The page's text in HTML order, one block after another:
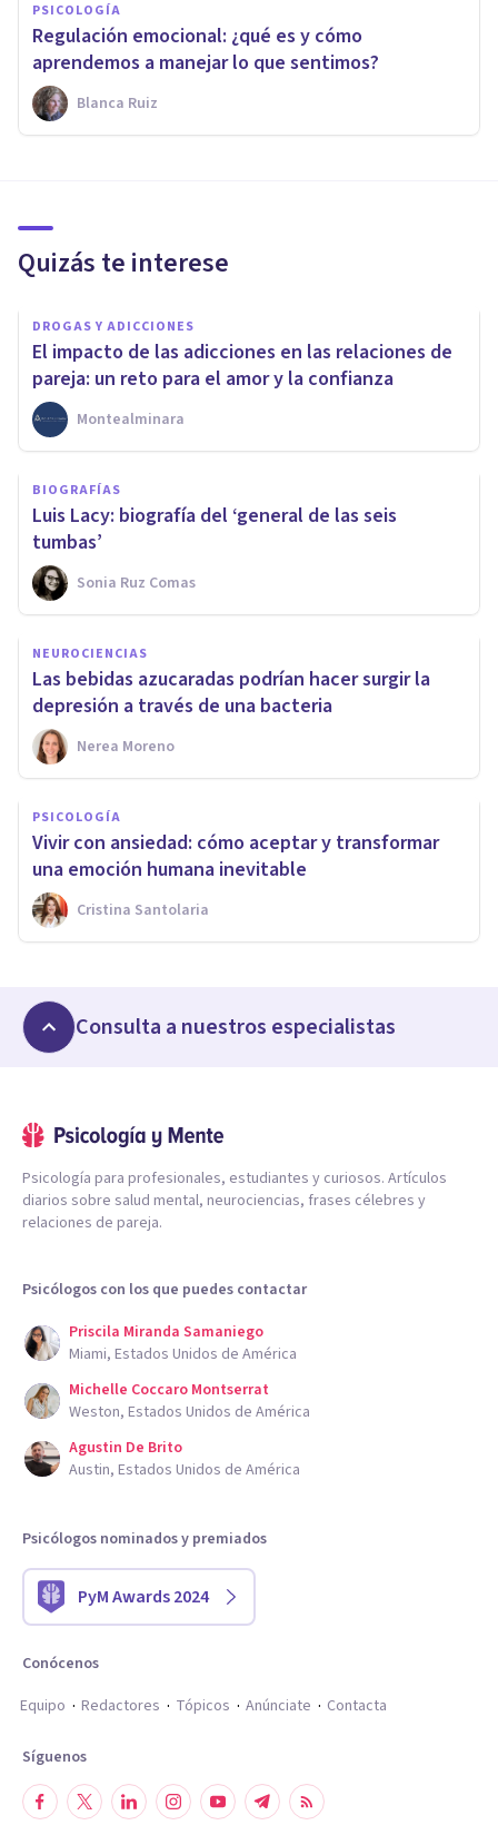
PSICOLOGÍA
Regulación emocional: ¿qué es y cómo
aprendemos a manejar lo que sentimos?
Blanca Ruiz
Quizás te interese
DROGAS Y ADICCIONES
El impacto de las adicciones en las relaciones de
pareja: un reto para el amor y la confianza
Montealminara
BIOGRAFÍAS
Luis Lacy: biografía del ‘general de las seis
tumbas’
Sonia Ruz Comas
NEUROCIENCIAS
Las bebidas azucaradas podrían hacer surgir la
depresión a través de una bacteria
Nerea Moreno
PSICOLOGÍA
Vivir con ansiedad: cómo aceptar y transformar
una emoción humana inevitable
Cristina Santolaria
Consulta a nuestros especialistas
Psicología para profesionales, estudiantes y curiosos. Artículos
diarios sobre salud mental, neurociencias, frases célebres y
relaciones de pareja.
Psicólogos con los que puedes contactar
Priscila Miranda Samaniego
Miami, Estados Unidos de América
Michelle Coccaro Montserrat
Weston, Estados Unidos de América
Agustin De Brito
Austin, Estados Unidos de América
Psicólogos nominados y premiados
PyM Awards 2024
Conócenos
Equipo
Redactores Tópicos Anúnciate Contacta
Síguenos